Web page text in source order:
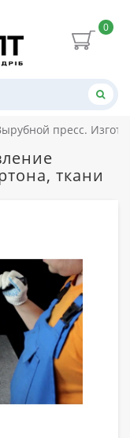
0
пресс.
ткани